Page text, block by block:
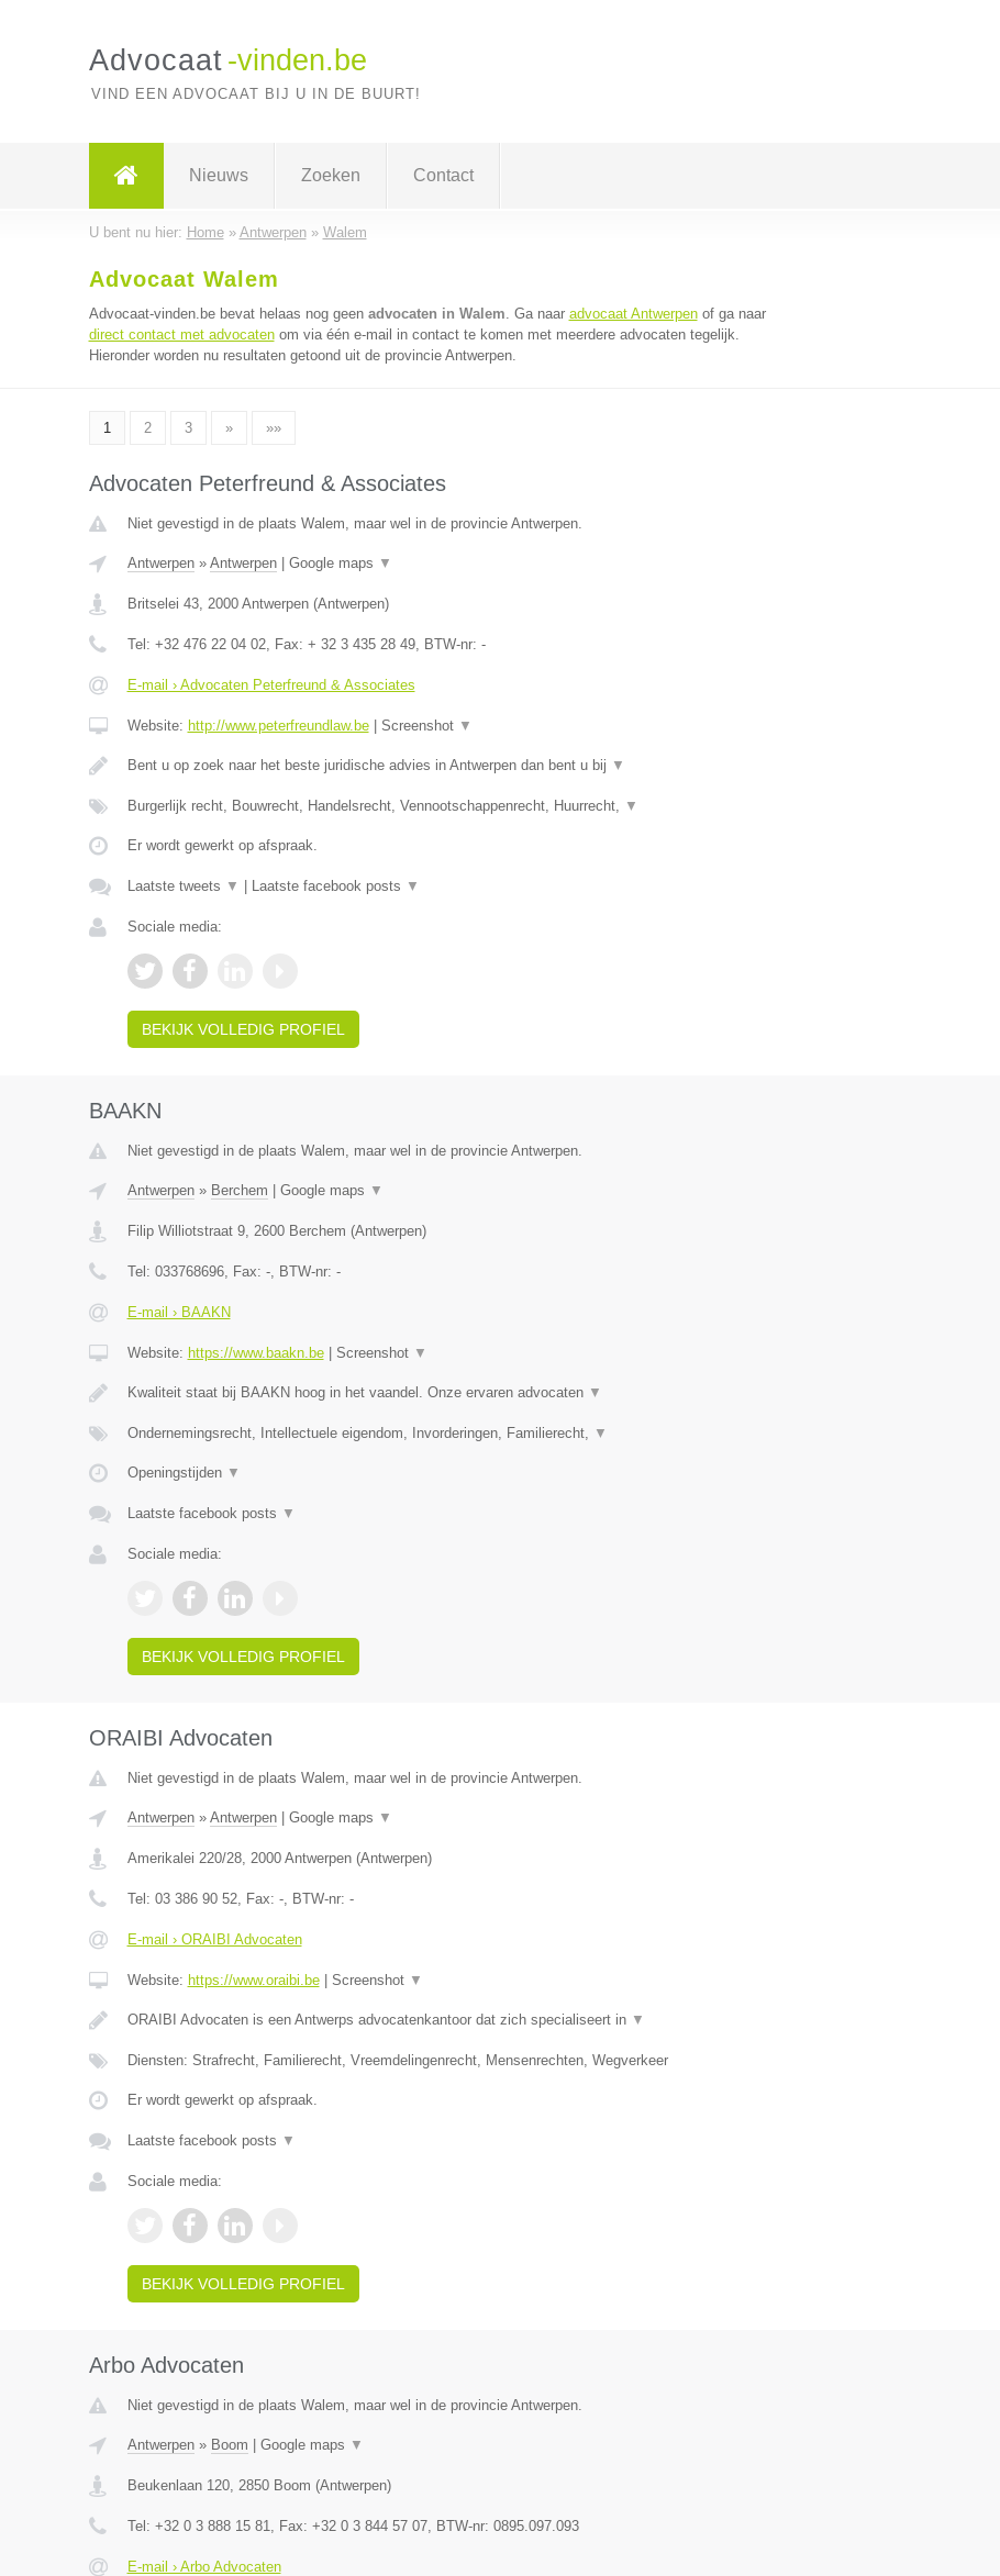
Advocaat -vinden.be
VIND EEN ADVOCAAT BIJ U IN DE BUURT!
Nieuws Zoeken Contact
U bent nu hier: Home» Antwerpen» Walem
Advocaat Walem
Advocaat-vinden.be bevat helaas nog geen advocaten in Walem. Ga naar advocaat Antwerpenof ga naar
direct contact met advocatenom via één e-mail in contact te komen met meerdere advocaten tegelijk.
Hieronder worden nu resultaten getoond uit de provincie Antwerpen.
1 2 3 » »»
Advocaten Peterfreund & Associates
Niet gevestigd in de plaats Walem, maar wel in de provincie Antwerpen.
Antwerpen» Antwerpen| Google maps ▼
Britselei 43, 2000 Antwerpen(Antwerpen)
Tel: +32 476 22 04 02, Fax: + 32 3 435 28 49, BTW-nr: -
E-mail › Advocaten Peterfreund & Associates
Website: http://www.peterfreundlaw.be| Screenshot ▼
Bent u op zoek naar het beste juridische advies in Antwerpen dan bent u bij ▼
Burgerlijk recht, Bouwrecht, Handelsrecht, Vennootschappenrecht, Huurrecht, ▼
Er wordt gewerkt op afspraak.
Laatste tweets ▼ Laatste facebook posts ▼
Sociale media:
BEKIJK VOLLEDIG PROFIEL
BAAKN
Niet gevestigd in de plaats Walem, maar wel in de provincie Antwerpen.
Antwerpen» Berchem Google maps ▼
Filip Williotstraat 9, 2600 Berchem (Antwerpen)
Tel: 033768696, Fax: -, BTW-nr: -
E-mail › BAAKN
Website: https://www.baakn.be| Screenshot ▼
Kwaliteit staat bij BAAKN hoog in het vaandel. Onze ervaren advocaten ▼
Ondernemingsrecht, Intellectuele eigendom, Invorderingen, Familierecht, ▼
Openingstijden ▼
Laatste facebook posts ▼
Sociale media:
BEKIJK VOLLEDIG PROFIEL
ORAIBI Advocaten
Niet gevestigd in de plaats Walem, maar wel in de provincie Antwerpen.
Antwerpen» Antwerpen| Google maps ▼
Amerikalei 220/28, 2000 Antwerpen(Antwerpen)
Tel: 03 386 90 52, Fax: -, BTW-nr: -
E-mail › ORAIBI Advocaten
Website: https://www.oraibi.be| Screenshot ▼
ORAIBI Advocaten is een Antwerps advocatenkantoor dat zich specialiseert in ▼
Diensten: Strafrecht, Familierecht, Vreemdelingenrecht, Mensenrechten, Wegverkeer
Er wordt gewerkt op afspraak.
Laatste facebook posts ▼
Sociale media:
BEKIJK VOLLEDIG PROFIEL
Arbo Advocaten
Niet gevestigd in de plaats Walem, maar wel in de provincie Antwerpen.
Antwerpen» Boom Google maps ▼
Beukenlaan 120, 2850 Boom (Antwerpen)
Tel: +32 0 3 888 15 81, Fax: +32 0 3 844 57 07, BTW-nr: 0895.097.093
E-mail › Arbo Advocaten